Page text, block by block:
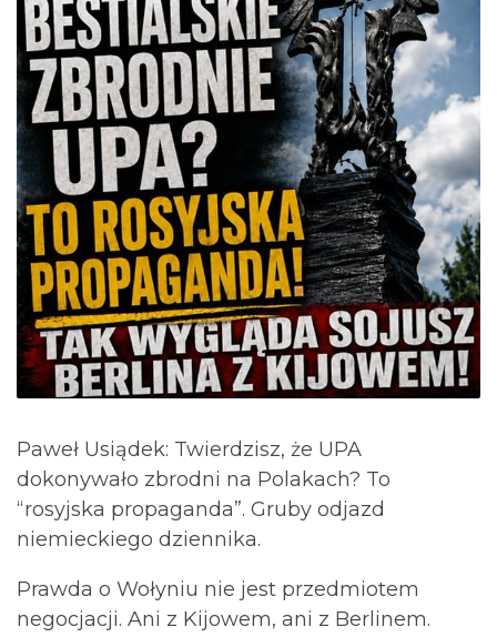
Paweł Usiądek: Twierdzisz, że UPA
dokonywało zbrodni na Polakach? To
“rosyjska propaganda”. Gruby odjazd
niemieckiego dziennika.
Prawda o Wołyniu nie jest przedmiotem
negocjacji. Ani z Kijowem, ani z Berlinem.⁩